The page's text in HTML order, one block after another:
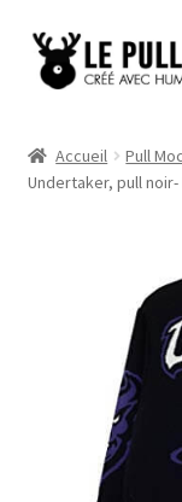
Aller
Aller
au
Pull Noël Femme
Pull Noël Promo
Accueil Pull
Undertaker, pull noir-